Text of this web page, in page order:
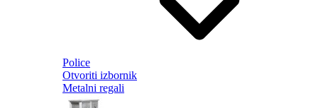
Police
Otvoriti izbornik
Metalni regali